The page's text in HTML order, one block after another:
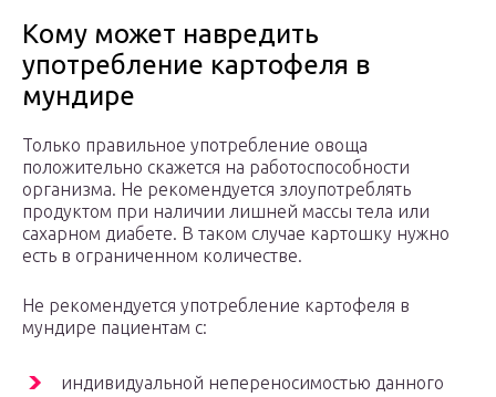
Кому может навредить
употребление картофеля в
мундире
Только правильное употребление овоща
положительно скажется на работоспособности
организма. Не рекомендуется злоупотреблять
продуктом при наличии лишней массы тела или
сахарном диабете. В таком случае картошку нужно
есть в ограниченном количестве.
Не рекомендуется употребление картофеля в
мундире пациентам с:
индивидуальной непереносимостью данного